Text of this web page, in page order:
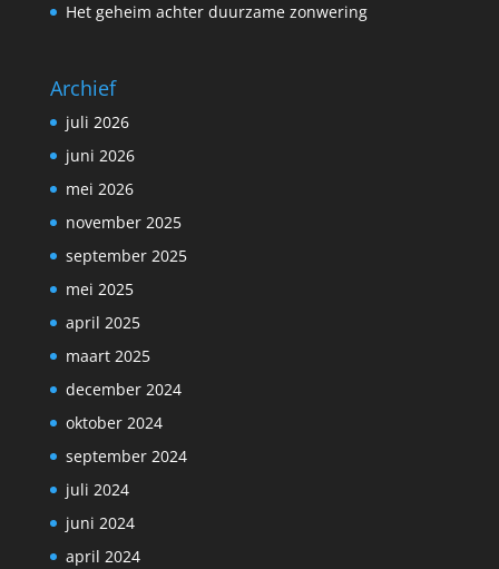
Het geheim achter duurzame zonwering
Archief
juli 2026
juni 2026
mei 2026
november 2025
september 2025
mei 2025
april 2025
maart 2025
december 2024
oktober 2024
september 2024
juli 2024
juni 2024
april 2024